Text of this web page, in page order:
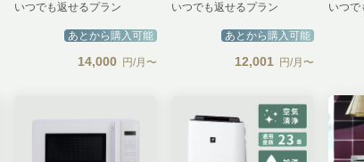
IoT機能対応モデル【洗
濯10kg / 乾燥5kg】
いつでも返せるプラン
あとから購入可能
14,000 円/月〜
燥5kg】
いつでも返せるプラン
あとから購入可能
12,001 円/月〜
いつで